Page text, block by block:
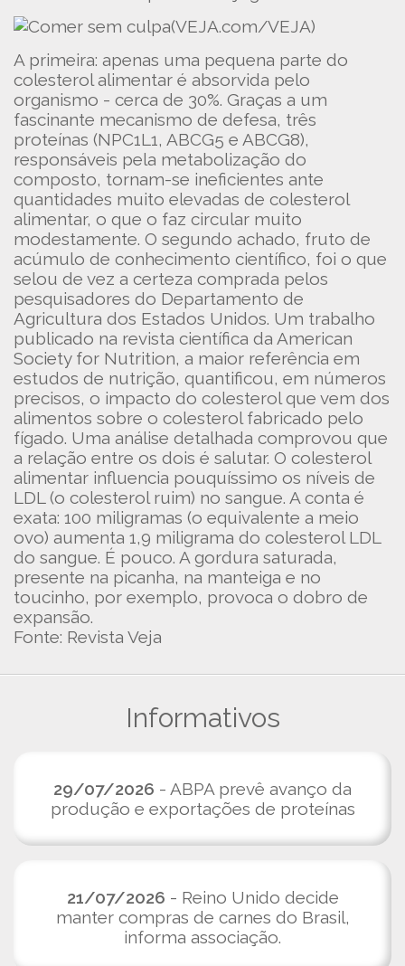
(VEJA.com/VEJA)
A primeira: apenas uma pequena parte do
colesterol alimentar é absorvida pelo
organismo - cerca de 30%. Graças a um
fascinante mecanismo de defesa, três
proteínas (NPC1L1, ABCG5 e ABCG8),
responsáveis pela metabolização do
composto, tornam-se ineficientes ante
quantidades muito elevadas de colesterol
alimentar, o que o faz circular muito
modestamente. O segundo achado, fruto de
acúmulo de conhecimento científico, foi o que
selou de vez a certeza comprada pelos
pesquisadores do Departamento de
Agricultura dos Estados Unidos. Um trabalho
publicado na revista científica da American
Society for Nutrition, a maior referência em
estudos de nutrição, quantificou, em números
precisos, o impacto do colesterol que vem dos
alimentos sobre o colesterol fabricado pelo
fígado. Uma análise detalhada comprovou que
a relação entre os dois é salutar. O colesterol
alimentar influencia pouquíssimo os níveis de
LDL (o colesterol ruim) no sangue. A conta é
exata: 100 miligramas (o equivalente a meio
ovo) aumenta 1,9 miligrama do colesterol LDL
do sangue. É pouco. A gordura saturada,
presente na picanha, na manteiga e no
toucinho, por exemplo, provoca o dobro de
expansão.
Fonte: Revista Veja
Informativos
29/07/2026 - ABPA prevê avanço da
produção e exportações de proteínas
21/07/2026 - Reino Unido decide
manter compras de carnes do Brasil,
informa associação.